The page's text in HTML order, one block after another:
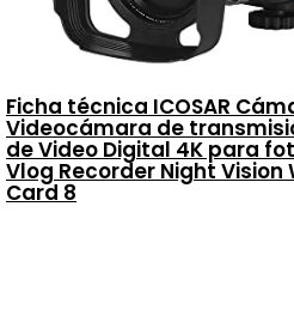
Ficha técnica ICOSAR
Videocámara de
de Video Digital 4K para
Vlog Recorder Night Vision
Card 8